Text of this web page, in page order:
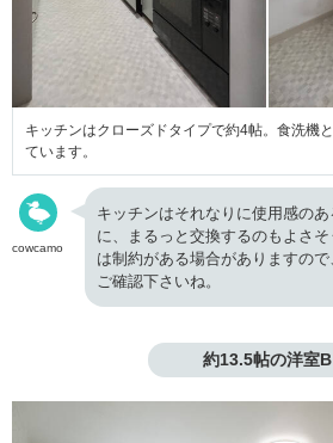
キッチンはクローズドタイプで約4帖。食洗機
ています。
cowcamo
キッチンはそれなりに使用感の
に、まるっと交換するのもよさ
は制約がある場合がありますの
ご確認下さいね。
約13.5帖の洋室B